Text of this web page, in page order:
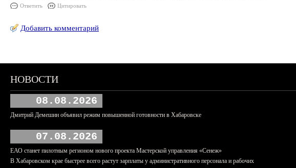
Ответить Цитировать
Добавить комментарий
НОВОСТИ
08.08.2026
Дмитрий Демешин объявил режим повышенной готовности в Хабаровске
07.08.2026
ЕАО станет пилотным регионом нового проекта Мастерской управления «Сенеж»
В Хабаровском крае быстрее всего растут зарплаты у административного персонала и рабочих